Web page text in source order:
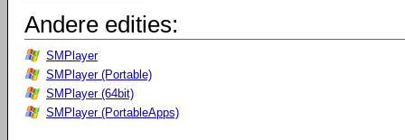
Andere edities:
SMPlayer
SMPlayer (Portable)
SMPlayer (64bit)
SMPlayer (PortableApps)